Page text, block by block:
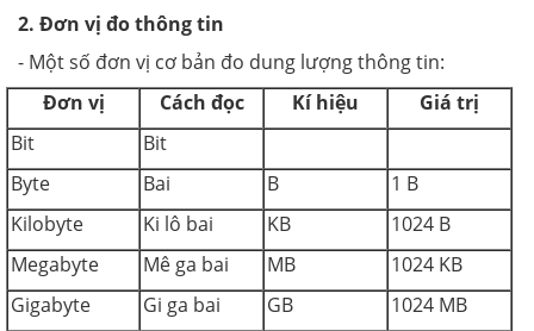
2. Đơn vị đo thông tin
- Một số đơn vị cơ bản đo dung lượng thông tin:
Đơn vị
Cách đọc Kí hiệu
Giá trị
Bit
Bit
Byte
Bai B
1 B
Kilobyte
Ki lô bai KB
1024 B
Megabyte
Mê ga bai MB
1024 KB
Gigabyte
Gi ga bai GB
1024 MB